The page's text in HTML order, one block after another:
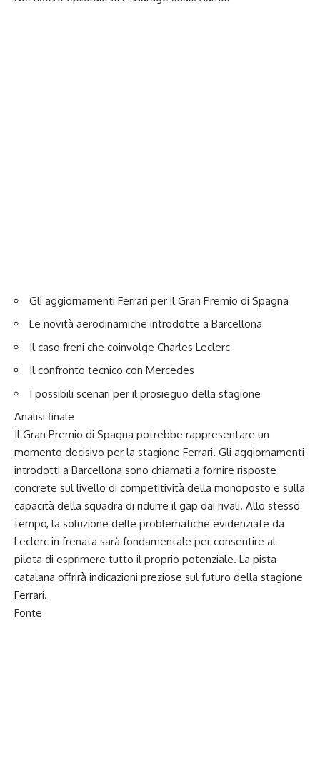
Gli aggiornamenti Ferrari per il Gran Premio di Spagna
Le novità aerodinamiche introdotte a Barcellona
Il caso freni che coinvolge Charles Leclerc
Il confronto tecnico con Mercedes
I possibili scenari per il prosieguo della stagione
Analisi finale
Il Gran Premio di Spagna potrebbe rappresentare un
momento decisivo per la stagione Ferrari. Gli aggiornamenti
introdotti a Barcellona sono chiamati a fornire risposte
concrete sul livello di competitività della monoposto e sulla
capacità della squadra di ridurre il gap dai rivali. Allo stesso
tempo, la soluzione delle problematiche evidenziate da
Leclerc in frenata sarà fondamentale per consentire al
pilota di esprimere tutto il proprio potenziale. La pista
catalana offrirà indicazioni preziose sul futuro della stagione
Ferrari.
Fonte